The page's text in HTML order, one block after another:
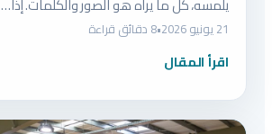
21 يونيو 2026 •8 دقائق قراءة
اقرأ المقال